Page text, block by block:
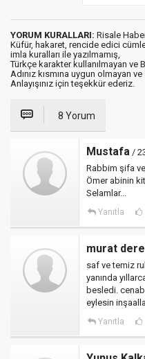
YORUM KURALLARI: Risale
Küfür, hakaret, rencide edici
imla kuralları ile yazılmamış,
Türkçe karakter kullanılmayan ve
Adınız kısmına uygun olmayan
Anlayışınız için teşekkür ederiz.
8 Yorum
Mustafa /
Rabbim şifa
Ömer abinin
Selamlar...
Yanıtla
murat
saf ve temiz
yanında
besledi.
eylesin
Yanıtla